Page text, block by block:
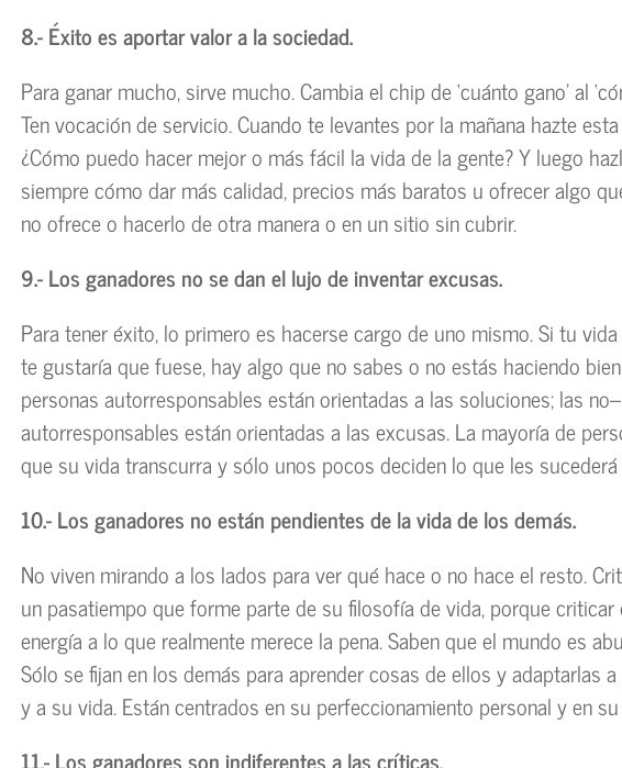
8.- Éxito es aportar valor a la sociedad.
Para ganar mucho, sirve mucho. Cambia el chip de ‘cuánto gano’ al
Ten vocación de servicio. Cuando te levantes por la mañana hazte
¿Cómo puedo hacer mejor o más fácil la vida de la gente? Y luego
siempre cómo dar más calidad, precios más baratos u ofrecer algo
no ofrece o hacerlo de otra manera o en un sitio sin cubrir.
9.- Los ganadores no se dan el lujo de inventar excusas.
Para tener éxito, lo primero es hacerse cargo de uno mismo. Si tu
te gustaría que fuese, hay algo que no sabes o no estás haciendo
personas autorresponsables están orientadas a las soluciones; las no–
autorresponsables están orientadas a las excusas. La mayoría de
que su vida transcurra y sólo unos pocos deciden lo que les
10.- Los ganadores no están pendientes de la vida de los demás.
No viven mirando a los lados para ver qué hace o no hace el resto.
un pasatiempo que forme parte de su filosofía de vida, porque
energía a lo que realmente merece la pena. Saben que el mundo es
Sólo se fijan en los demás para aprender cosas de ellos y adaptarlas
y a su vida. Están centrados en su perfeccionamiento personal y en